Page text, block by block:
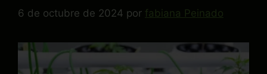
6 de octubre de 2024 por fabiana Peinado